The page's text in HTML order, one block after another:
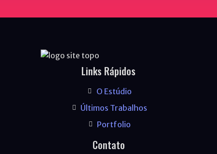
Links Rápidos
O Estúdio
Últimos Trabalhos
Portfolio
Contato